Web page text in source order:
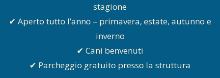
stagione
✔ Aperto tutto l’anno – primavera, estate, autunno e
inverno
✔ Cani benvenuti
✔ Parcheggio gratuito presso la struttura